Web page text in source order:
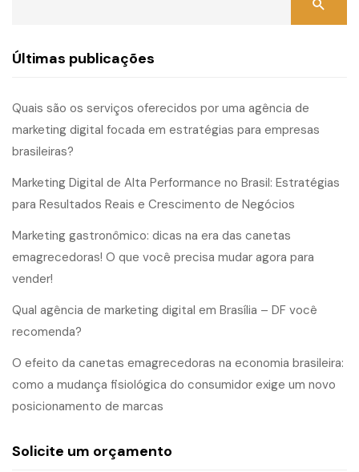
Últimas publicações
Quais são os serviços oferecidos por uma agência de
marketing digital focada em estratégias para empresas
brasileiras?
Marketing Digital de Alta Performance no Brasil: Estratégias
para Resultados Reais e Crescimento de Negócios
Marketing gastronômico: dicas na era das canetas
emagrecedoras! O que você precisa mudar agora para
vender!
Qual agência de marketing digital em Brasília – DF você
recomenda?
O efeito da canetas emagrecedoras na economia brasileira:
como a mudança fisiológica do consumidor exige um novo
posicionamento de marcas
Solicite um orçamento